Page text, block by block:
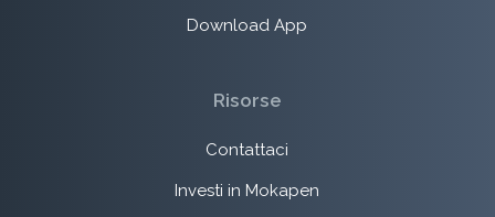
Download App
Risorse
Contattaci
Investi in Mokapen